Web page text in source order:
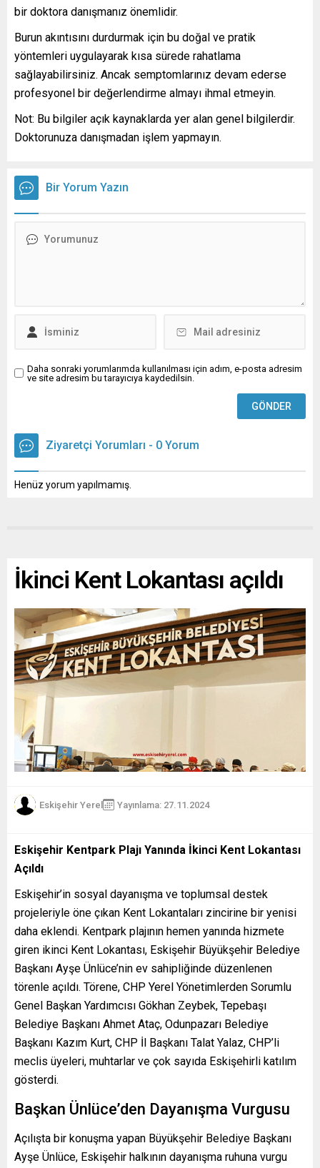
bir doktora danışmanız önemlidir.
Burun akıntısını durdurmak için bu doğal ve pratik
yöntemleri uygulayarak kısa sürede rahatlama
sağlayabilirsiniz. Ancak semptomlarınız devam ederse
profesyonel bir değerlendirme almayı ihmal etmeyin.
Not: Bu bilgiler açık kaynaklarda yer alan genel bilgilerdir.
Doktorunuza danışmadan işlem yapmayın.
Bir Yorum Yazın
Daha sonraki yorumlarımda kullanılması için adım, e-posta adresim
ve site adresim bu tarayıcıya kaydedilsin.
Ziyaretçi Yorumları - 0 Yorum
Henüz yorum yapılmamış.
İkinci Kent Lokantası açıldı
Eskişehir Yerel Yayınlama: 27.11.2024
Eskişehir Kentpark Plajı Yanında İkinci Kent Lokantası
Açıldı
Eskişehir’in sosyal dayanışma ve toplumsal destek
projeleriyle öne çıkan Kent Lokantaları zincirine bir yenisi
daha eklendi. Kentpark plajının hemen yanında hizmete
giren ikinci Kent Lokantası, Eskişehir Büyükşehir Belediye
Başkanı Ayşe Ünlüce’nin ev sahipliğinde düzenlenen
törenle açıldı. Törene, CHP Yerel Yönetimlerden Sorumlu
Genel Başkan Yardımcısı Gökhan Zeybek, Tepebaşı
Belediye Başkanı Ahmet Ataç, Odunpazarı Belediye
Başkanı Kazım Kurt, CHP İl Başkanı Talat Yalaz, CHP’li
meclis üyeleri, muhtarlar ve çok sayıda Eskişehirli katılım
gösterdi.
Başkan Ünlüce’den Dayanışma Vurgusu
Açılışta bir konuşma yapan Büyükşehir Belediye Başkanı
Ayşe Ünlüce, Eskişehir halkının dayanışma ruhuna vurgu